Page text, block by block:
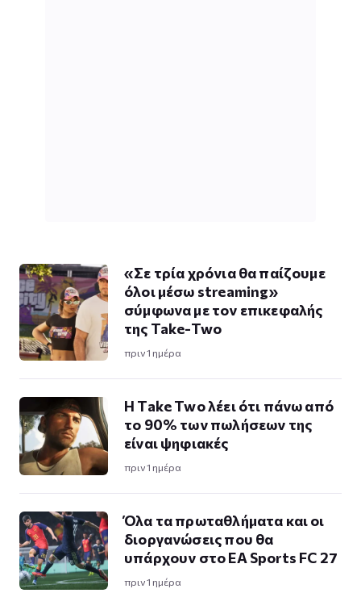
«Σε τρία χρόνια θα παίζουμε
όλοι μέσω streaming»
σύμφωνα με τον επικεφαλής
της Take-Two
πριν 1 ημέρα
Η Take Twο λέει ότι πάνω από
το 90% των πωλήσεων της
είναι ψηφιακές
πριν 1 ημέρα
Όλα τα πρωταθλήματα και οι
διοργανώσεις που θα
υπάρχουν στο EA Sports FC 27
πριν 1 ημέρα